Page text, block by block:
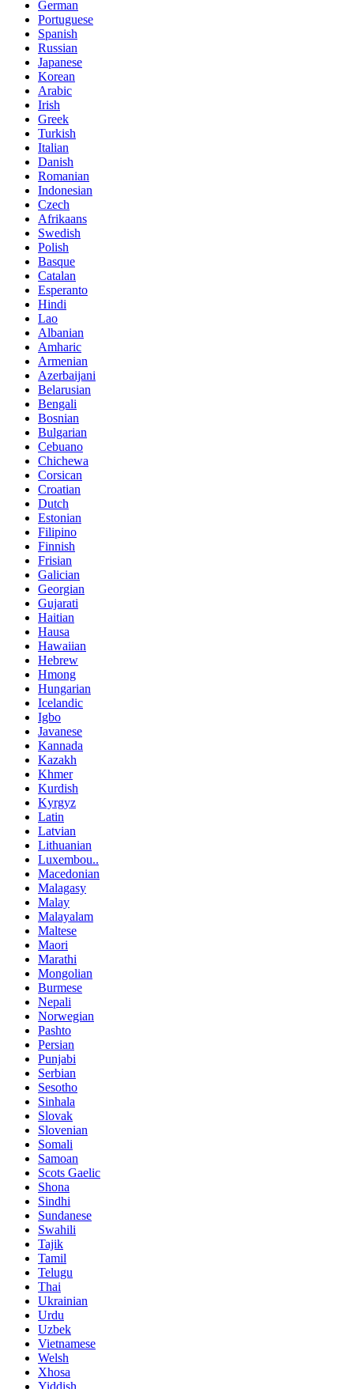
German
Portuguese
Spanish
Russian
Japanese
Korean
Arabic
Irish
Greek
Turkish
Italian
Danish
Romanian
Indonesian
Czech
Afrikaans
Swedish
Polish
Basque
Catalan
Esperanto
Hindi
Lao
Albanian
Amharic
Armenian
Azerbaijani
Belarusian
Bengali
Bosnian
Bulgarian
Cebuano
Chichewa
Corsican
Croatian
Dutch
Estonian
Filipino
Finnish
Frisian
Galician
Georgian
Gujarati
Haitian
Hausa
Hawaiian
Hebrew
Hmong
Hungarian
Icelandic
Igbo
Javanese
Kannada
Kazakh
Khmer
Kurdish
Kyrgyz
Latin
Latvian
Lithuanian
Luxembou..
Macedonian
Malagasy
Malay
Malayalam
Maltese
Maori
Marathi
Mongolian
Burmese
Nepali
Norwegian
Pashto
Persian
Punjabi
Serbian
Sesotho
Sinhala
Slovak
Slovenian
Somali
Samoan
Scots Gaelic
Shona
Sindhi
Sundanese
Swahili
Tajik
Tamil
Telugu
Thai
Ukrainian
Urdu
Uzbek
Vietnamese
Welsh
Xhosa